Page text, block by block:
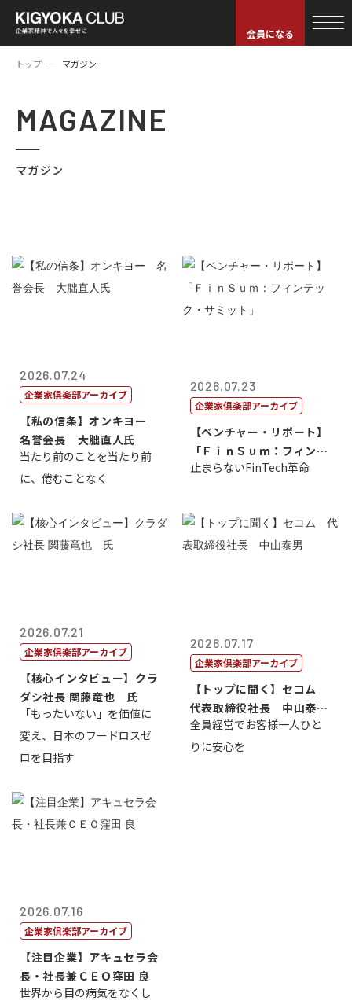
会員になる
トップ マガジン
MAGAZINE
マガジン
2026.07.24
企業家倶楽部アーカイブ
【私の信条】オンキヨー
名誉会長 大朏直人氏
当たり前のことを当たり前
に、倦むことなく
2026.07.23
企業家倶楽部アーカイブ
【ベンチャー・リポート】
「ＦｉｎＳｕｍ：フィンテ
ック・サミッ...
止まらないFinTech革命
2026.07.21
企業家倶楽部アーカイブ
【核心インタビュー】クラ
ダシ社長 関藤竜也 氏
「もったいない」を価値に
変え、日本のフードロスゼ
ロを目指す
2026.07.17
企業家倶楽部アーカイブ
【トップに聞く】セコム
代表取締役社長 中山泰
男
全員経営でお客様一人ひと
りに安心を
2026.07.16
企業家倶楽部アーカイブ
【注目企業】アキュセラ会
長・社長兼ＣＥＯ窪田 良
世界から目の病気をなくし